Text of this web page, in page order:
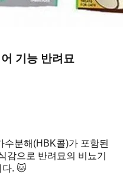
기능 반려묘
수분해(HBK콜)가 포함된
감으로 반려묘의 비뇨기
다. 🐱